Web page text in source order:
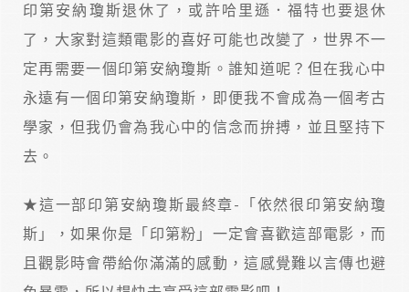
印第安納瓊斯退休了，或許哈里遜．福特也要退休
了，大家對這類電影的喜好可能也改變了，世界不一
定再需要一個印第安納瓊斯。誰知道呢？但在我心中
永遠有一個印第安納瓊斯，即便我不會成為一個考古
學家，但我仍會為我心中的信念而拚搏，並且堅持下
去。
★這一部印第安納瓊斯最終章-「依然很印第安納瓊
斯」，如果你是「印第粉」一定會喜歡這部電影，而
且觀影時會帶給你滿滿的感動，這感覺難以言傳也避